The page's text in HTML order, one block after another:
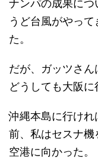
ナンパの成果につ
うど台風がやっ
た。
だが、ガッツさ
どうしても大阪に
沖縄本島に行け
前、私はセスナ
空港に向かった。